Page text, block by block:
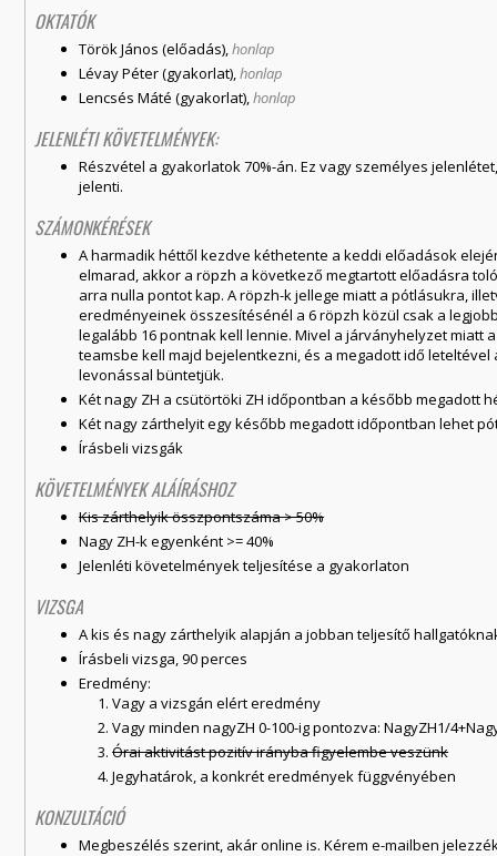
OKTATÓK
Török János (előadás),honlap
Lévay Péter (gyakorlat),honlap
Lencsés Máté (gyakorlat),honlap
JELENLÉTI KÖVETELMÉNYEK:
Részvétel a gyakorlatok 70%-án. Ez vagy személyes
jelenti.
SZÁMONKÉRÉSEK
A harmadik héttől kezdve kéthetente a keddi előadások
elmarad, akkor a röpzh a következő megtartott előadásra
arra nulla pontot kap. A röpzh-k jellege miatt a pótlásukra,
eredményeinek összesítésénél a 6 röpzh közül csak a
legalább 16 pontnak kell lennie. Mivel a járványhelyzet miatt
teamsbe kell majd bejelentkezni, és a megadott idő
levonással büntetjük.
Két nagy ZH a csütörtöki ZH időpontban a később megadott
Két nagy zárthelyit egy később megadott időpontban lehet
Írásbeli vizsgák
KÖVETELMÉNYEK ALÁÍRÁSHOZ
Kis zárthelyik összpontszáma > 50%
Nagy ZH-k egyenként >= 40%
Jelenléti követelmények teljesítése a gyakorlaton
VIZSGA
A kis és nagy zárthelyik alapján a jobban teljesítő
Írásbeli vizsga, 90 perces
Eredmény:
Vagy a vizsgán elért eredmény
Vagy minden nagyZH 0-100-ig pontozva: NagyZH1/
Órai aktivitást pozitív irányba figyelembe veszünk
Jegyhatárok, a konkrét eredmények függvényében
KONZULTÁCIÓ
Megbeszélés szerint, akár online is. Kérem e-mailben